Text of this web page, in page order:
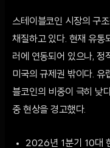
스테이블코인 시장의 구
채질하고 있다. 현재 유
러에 연동되어 있으나, 정
미국의 규제권 밖이다. 유
블코인의 비중이 극히 낮
중 현상을 경고했다.
2026년 1분기 10대